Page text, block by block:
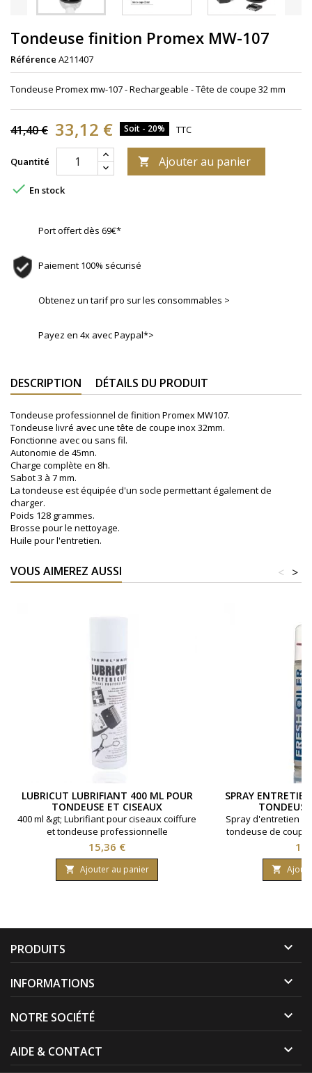
Tondeuse finition Promex MW-107
Référence A211407
Tondeuse Promex mw-107 - Rechargeable - Tête de coupe 32 mm
41,40 € 33,12 € Soit - 20% TTC
Quantité  Ajouter au panier
 En stock
Port offert dès 69€*
Paiement 100% sécurisé
Obtenez un tarif pro sur les consommables >
Payez en 4x avec Paypal*>
DESCRIPTION DÉTAILS DU PRODUIT
Tondeuse professionnel de finition Promex MW107.
Tondeuse livré avec une tête de coupe inox 32mm.
Fonctionne avec ou sans fil.
Autonomie de 45mn.
Charge complète en 8h.
Sabot 3 à 7 mm.
La tondeuse est équipée d'un socle permettant également de
charger.
Poids 128 grammes.
Brosse pour le nettoyage.
Huile pour l'entretien.
VOUS AIMEREZ AUSSI >
<
LUBRICUT LUBRIFIANT 400 ML POUR
TONDEUSE ET CISEAUX
400 ml &gt; Lubrifiant pour ciseaux coiffure
et tondeuse professionnelle
Prix
15,36 €
 Ajouter au panier
SPRAY
Spray d'entretien
tondeuse de
par Panasonic

PRODUITS 
INFORMATIONS 
NOTRE SOCIÉTÉ 
AIDE & CONTACT 